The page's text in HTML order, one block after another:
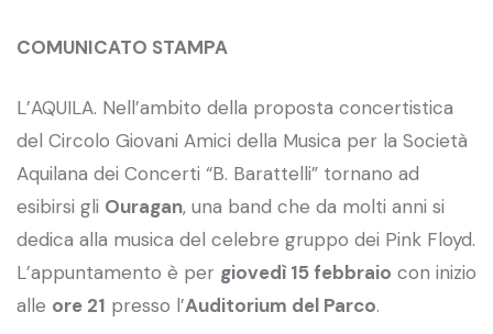
COMUNICATO STAMPA
L’AQUILA. Nell’ambito della proposta concertistica
del Circolo Giovani Amici della Musica per la Società
Aquilana dei Concerti “B. Barattelli” tornano ad
esibirsi gli Ouragan, una band che da molti anni si
dedica alla musica del celebre gruppo dei Pink Floyd.
L’appuntamento è per giovedì 15 febbraio con inizio
alle ore 21 presso l’Auditorium del Parco.